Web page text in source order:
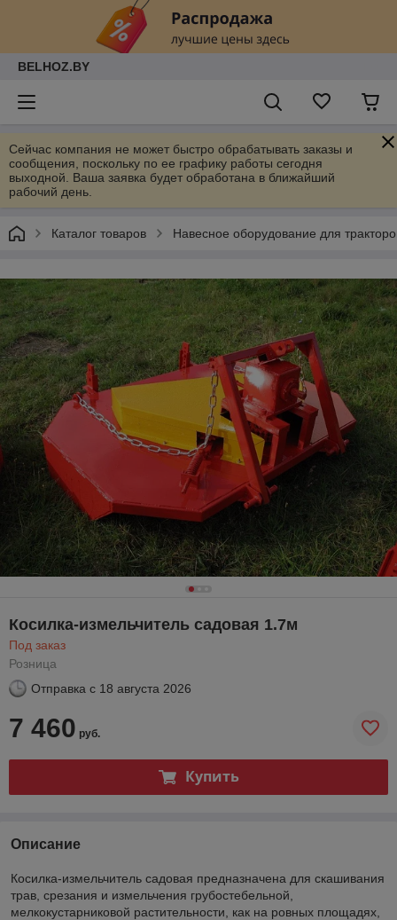
BELHOZ.BY
Сейчас компания не может быстро обрабатывать заказы и
сообщения, поскольку по ее графику работы сегодня
выходной. Ваша заявка будет обработана в ближайший
рабочий день.
Каталог товаров Навесное оборудование для
Косилка-измельчитель садовая 1.7м
Под заказ
Розница
Отправка с 18 августа 2026
7 460 руб.
Купить
Описание
Косилка-измельчитель садовая предназначена для скашивания
трав, срезания и измельчения грубостебельной,
мелкокустарниковой растительности, как на ровных площадях,